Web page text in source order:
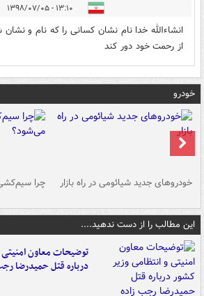
۱۳:۱۰ - ۱۳۹۸/۰۷/۰۵
انشاءالله خدا نام نشان کسانی را که نام و
از رحمت خود دور کند
خودرو
خودروهای جدید شیائومی در راه بازار چرا
این مطالب را از دست ندهید....
توضیحات معاون
درباره قتل حمیدرضا